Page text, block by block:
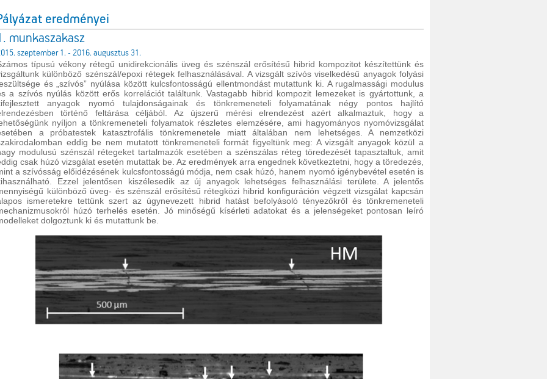
eredményei
munkaszakasz
szeptember 1. - 2016. augusztus 31.
típusú vékony rétegű unidirekcionális üveg és szénszál erősítésű hibrid kompozitot készítettünk és
különböző szénszál/epoxi rétegek felhasználásával. A vizsgált szívós viselkedésű anyagok folyási
és „szívós” nyúlása között kulcsfontosságú ellentmondást mutattunk ki. A rugalmassági modulus
a szívós nyúlás között erős korrelációt találtunk. Vastagabb hibrid kompozit lemezeket is gyártottunk, a
anyagok nyomó tulajdonságainak és tönkremeneteli folyamatának négy pontos hajlító
történő feltárása céljából. Az újszerű mérési elrendezést azért alkalmaztuk, hogy a
nyíljon a tönkremeneteli folyamatok részletes elemzésére, ami hagyományos nyomóvizsgálat
a próbatestek katasztrofális tönkremenetele miatt általában nem lehetséges. A nemzetközi
eddig be nem mutatott tönkremeneteli formát figyeltünk meg: A vizsgált anyagok közül a
modulusú szénszál rétegeket tartalmazók esetében a szénszálas réteg töredezését tapasztaltuk, amit
csak húzó vizsgálat esetén mutattak be. Az eredmények arra engednek következtetni, hogy a töredezés,
a szívósság előidézésének kulcsfontosságú módja, nem csak húzó, hanem nyomó igénybevétel esetén is
Ezzel jelentősen kiszélesedik az új anyagok lehetséges felhasználási területe. A jelentős
különböző üveg- és szénszál erősítésű rétegközi hibrid konfiguráción végzett vizsgálat kapcsán
ismeretekre tettünk szert az úgynevezett hibrid hatást befolyásoló tényezőkről és tönkremeneteli
húzó terhelés esetén. Jó minőségű kísérleti adatokat és a jelenségeket pontosan leíró
dolgoztunk ki és mutattunk be.